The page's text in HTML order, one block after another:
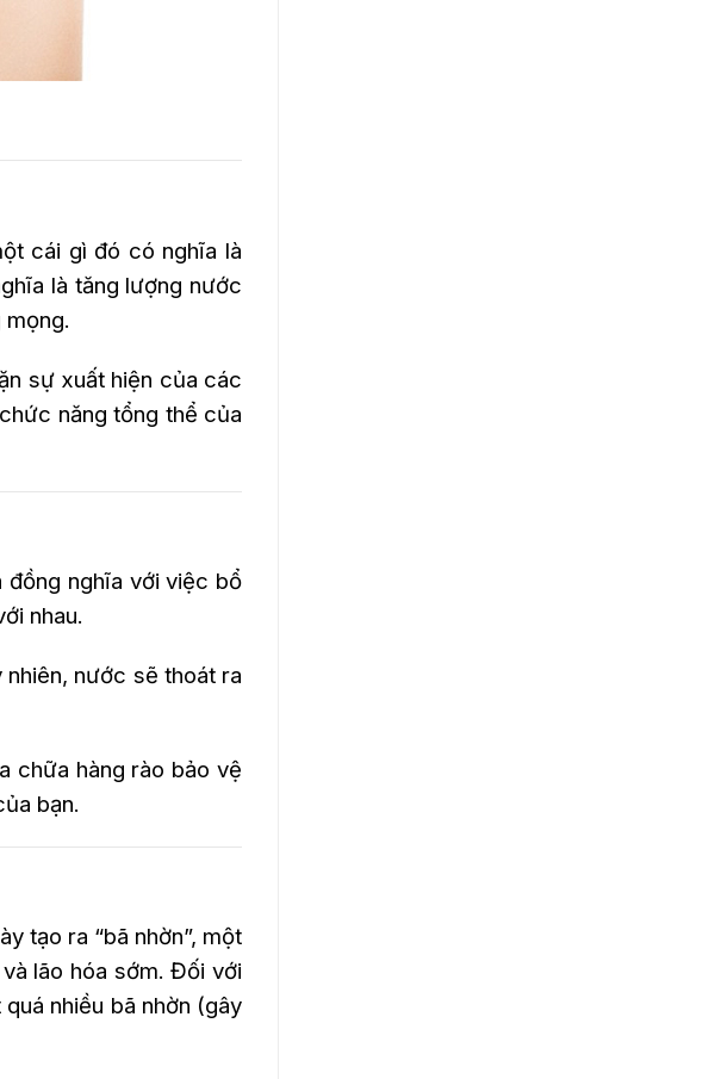
cái gì đó có nghĩa là
là tăng lượng nước
sự xuất hiện của các
năng tổng thể của
đồng nghĩa với việc bổ
nhau.
nước sẽ thoát ra
chữa hàng rào bảo vệ
bạn.
tạo ra “bã nhờn”, một
lão hóa sớm. Đối với
nhiều bã nhờn (gây